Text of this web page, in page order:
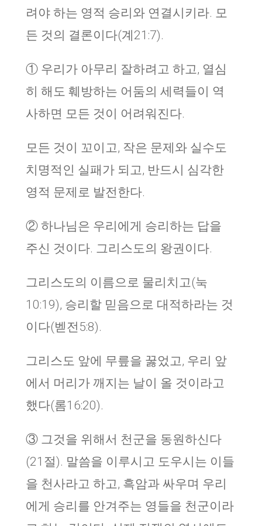
려야 하는 영적 승리와 연결시키라. 모
든 것의 결론이다(계21:7).
① 우리가 아무리 잘하려고 하고, 열심
히 해도 훼방하는 어둠의 세력들이 역
사하면 모든 것이 어려워진다.
모든 것이 꼬이고, 작은 문제와 실수도
치명적인 실패가 되고, 반드시 심각한
영적 문제로 발전한다.
② 하나님은 우리에게 승리하는 답을
주신 것이다. 그리스도의 왕권이다.
그리스도의 이름으로 물리치고(눅
10:19), 승리할 믿음으로 대적하라는 것
이다(벧전5:8).
그리스도 앞에 무릎을 꿇었고, 우리 앞
에서 머리가 깨지는 날이 올 것이라고
했다(롬16:20).
③ 그것을 위해서 천군을 동원하신다
(21절). 말씀을 이루시고 도우시는 이들
을 천사라고 하고, 흑암과 싸우며 우리
에게 승리를 안겨주는 영들을 천군이라